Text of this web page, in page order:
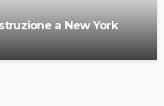
a New York